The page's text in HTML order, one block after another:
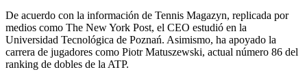
De acuerdo con la información de Tennis Magazyn, replicada por
medios como The New York Post, el CEO estudió en la
Universidad Tecnológica de Poznań. Asimismo, ha apoyado la
carrera de jugadores como Piotr Matuszewski, actual número 86 del
ranking de dobles de la ATP.